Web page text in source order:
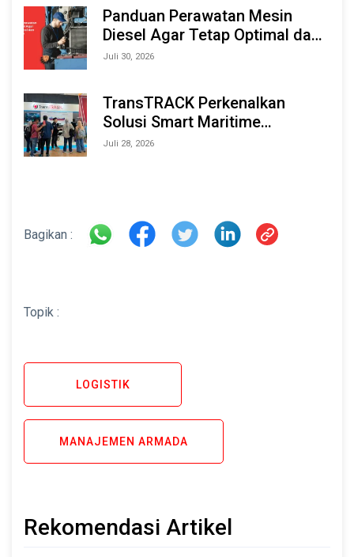
Panduan Perawatan Mesin
Diesel Agar Tetap Optimal dan
Tahan Lama
Juli 30, 2026
TransTRACK Perkenalkan
Solusi Smart Maritime
Monitoring Berbasis AI dan IoT
Juli 28, 2026
Bagikan :
Topik :
LOGISTIK
MANAJEMEN ARMADA
Rekomendasi Artikel